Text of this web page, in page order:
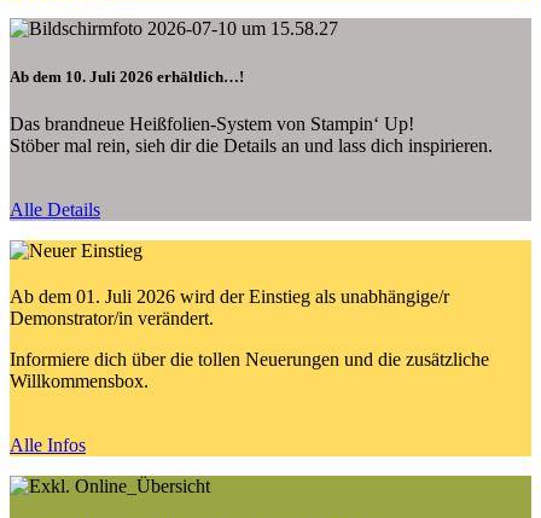
Ab dem 10. Juli 2026 erhältlich…!
Das brandneue Heißfolien-System von Stampin‘ Up!
Stöber mal rein, sieh dir die Details an und lass dich inspirieren.
Alle Details
Ab dem 01. Juli 2026 wird der Einstieg als unabhängige/r
Demonstrator/in verändert.
Informiere dich über die tollen Neuerungen und die zusätzliche
Willkommensbox.
Alle Infos